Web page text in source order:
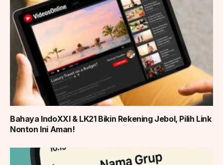
Bahaya IndoXXI & LK21 Bikin Rekening Jebol, Pilih Link
Nonton Ini Aman!